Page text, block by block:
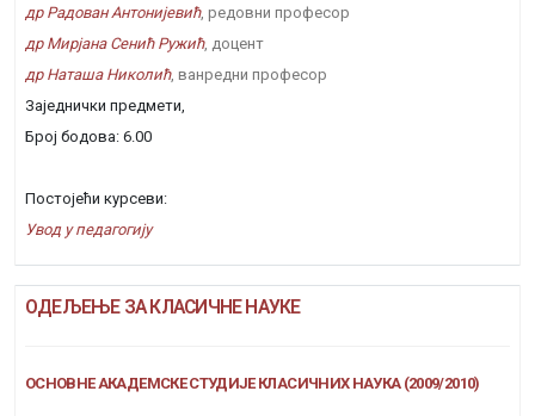
др Радован Антонијевић, редовни професор
др Мирјана Сенић Ружић, доцент
др Наташа Николић, ванредни професор
Заједнички предмети,
Број бодова: 6.00
Постојећи курсеви:
Увод у педагогију
ОДЕЉЕЊЕ ЗА КЛАСИЧНЕ НАУКЕ
ОСНОВНЕ АКАДЕМСКЕ СТУДИЈЕ КЛАСИЧНИХ НАУКА (2009/2010)